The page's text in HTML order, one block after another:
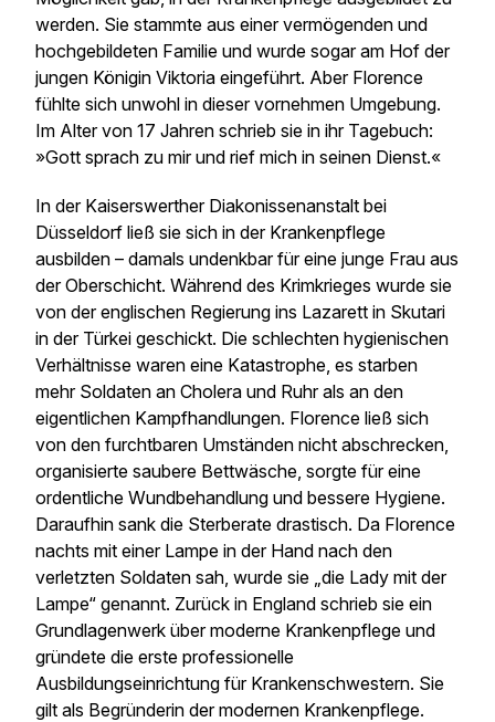
werden. Sie stammte aus einer vermögenden und
hochgebildeten Familie und wurde sogar am Hof der
jungen Königin Viktoria eingeführt. Aber Florence
fühlte sich unwohl in dieser vornehmen Umgebung.
Im Alter von 17 Jahren schrieb sie in ihr Tagebuch:
»Gott sprach zu mir und rief mich in seinen Dienst.«
In der Kaiserswerther Diakonissenanstalt bei
Düsseldorf ließ sie sich in der Krankenpflege
ausbilden – damals undenkbar für eine junge Frau aus
der Oberschicht. Während des Krimkrieges wurde sie
von der englischen Regierung ins Lazarett in Skutari
in der Türkei geschickt. Die schlechten hygienischen
Verhältnisse waren eine Katastrophe, es starben
mehr Soldaten an Cholera und Ruhr als an den
eigentlichen Kampfhandlungen. Florence ließ sich
von den furchtbaren Umständen nicht abschrecken,
organisierte saubere Bettwäsche, sorgte für eine
ordentliche Wundbehandlung und bessere Hygiene.
Daraufhin sank die Sterberate drastisch. Da Florence
nachts mit einer Lampe in der Hand nach den
verletzten Soldaten sah, wurde sie „die Lady mit der
Lampe“ genannt. Zurück in England schrieb sie ein
Grundlagenwerk über moderne Krankenpflege und
gründete die erste professionelle
Ausbildungseinrichtung für Krankenschwestern. Sie
gilt als Begründerin der modernen Krankenpflege.